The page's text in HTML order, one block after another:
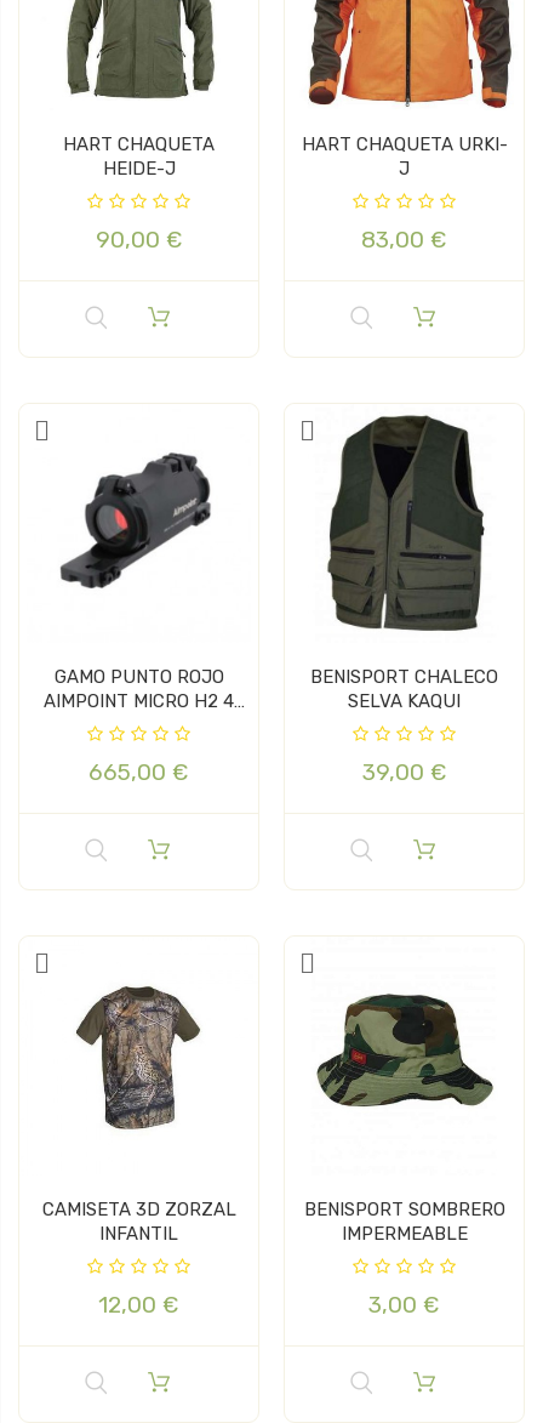
HART CHAQUETA
HEIDE-J
90,00 €
HART CHAQUETA URKI-
J
83,00 €
GAMO PUNTO ROJO
AIMPOINT MICRO H2 4
MOA CON...
665,00 €
BENISPORT CHALECO
SELVA KAQUI
39,00 €
CAMISETA 3D ZORZAL
INFANTIL
12,00 €
BENISPORT SOMBRERO
IMPERMEABLE
3,00 €